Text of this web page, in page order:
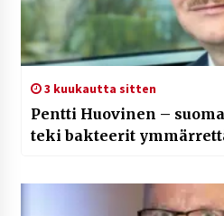
3 kuukautta sitten
Pentti Huovinen –
teki bakteerit